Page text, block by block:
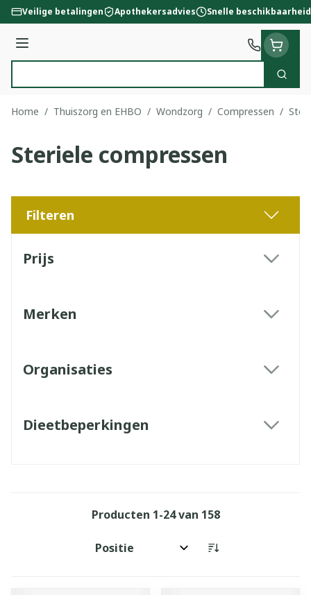
Ga naar de inhoud
Veilige betalingen Apothekersadvies Snelle beschikbaarheid
Menu
Zoek
Home / Thuiszorg en EHBO / Wondzorg / Compressen /
Steriele compressen
Filteren
Prijs
Merken
Organisaties
Dieetbeperkingen
Producten 1-24van 158
Sorteer op: